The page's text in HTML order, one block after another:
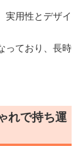
実用性とデザイ
っており、長時
れで持ち運